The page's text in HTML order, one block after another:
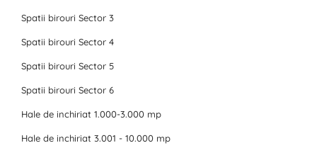
Spatii birouri Sector 3
Spatii birouri Sector 4
Spatii birouri Sector 5
Spatii birouri Sector 6
Hale de inchiriat 1.000-3.000 mp
Hale de inchiriat 3.001 - 10.000 mp